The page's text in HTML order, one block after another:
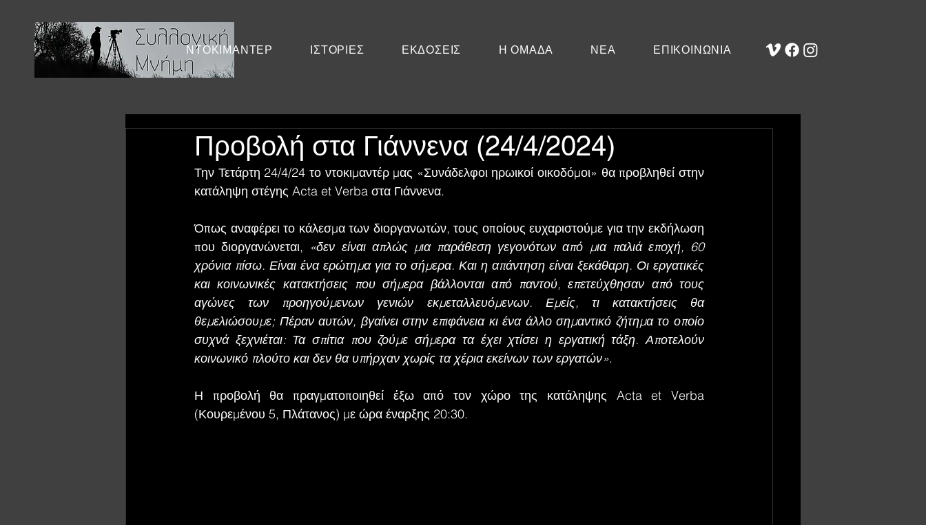
ΝΤΟΚΙΜΑΝΤΕΡ ΙΣΤΟΡΙΕΣ ΕΚΔΟΣΕΙΣ Η ΟΜΑΔΑ ΝΕΑ ΕΠΙΚΟΙΝΩΝΙΑ
Προβολή στα Γιάννενα (24/4/2024)
Την Τετάρτη 24/4/24 το ντοκιμαντέρ μας «Συνάδελφοι ηρωικοί οικοδόμοι» θα προβληθεί στην
κατάληψη στέγης Acta et Verba στα Γιάννενα.
Όπως αναφέρει το κάλεσμα των διοργανωτών, τους οποίους ευχαριστούμε για την εκδήλωση
που διοργανώνεται, «δεν είναι απλώς μια παράθεση γεγονότων από μια παλιά εποχή, 60
χρόνια πίσω. Είναι ένα ερώτημα για το σήμερα. Και η απάντηση είναι ξεκάθαρη. Οι εργατικές
και κοινωνικές κατακτήσεις που σήμερα βάλλονται από παντού, επετεύχθησαν από τους
αγώνες των προηγούμενων γενιών εκμεταλλευόμενων. Εμείς, τι κατακτήσεις θα
θεμελιώσουμε; Πέραν αυτών, βγαίνει στην επιφάνεια κι ένα άλλο σημαντικό ζήτημα το οποίο
συχνά ξεχνιέται: Τα σπίτια που ζούμε σήμερα τα έχει χτίσει η εργατική τάξη. Αποτελούν
κοινωνικό πλούτο και δεν θα υπήρχαν χωρίς τα χέρια εκείνων των εργατών».
Η προβολή θα πραγματοποιηθεί έξω από τον χώρο της κατάληψης Acta et Verba
(Κουρεμένου 5, Πλάτανος) με ώρα έναρξης 20:30.